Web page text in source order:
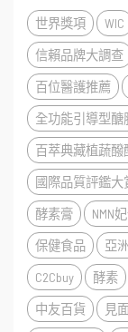
世界獎項 WIC
信賴品牌大調查
百位醫護推薦
全功能引導型醣
百萃典藏植蔬醱
國際品質評鑑大
酵素膏 NMN
保健食品 亞
C2Cbuy 酵素
中友百貨 見